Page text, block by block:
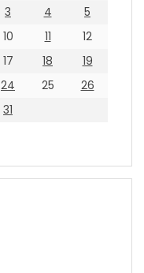
3 4
5
10 11
12
17 18
19
24 25
26
31